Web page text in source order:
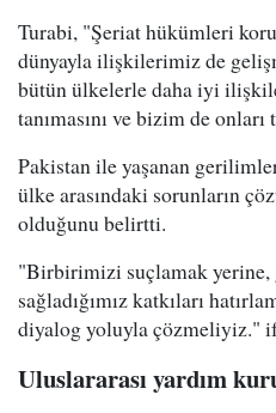
Turabi, "Şeriat hükümleri
dünyayla ilişkilerimiz de
bütün ülkelerle daha iyi
tanımasını ve bizim de
Pakistan ile yaşanan
ülke arasındaki sorunların
olduğunu belirtti.
"Birbirimizi suçlamak
sağladığımız katkıları
diyalog yoluyla çözmeliyiz."
Uluslararası yardım